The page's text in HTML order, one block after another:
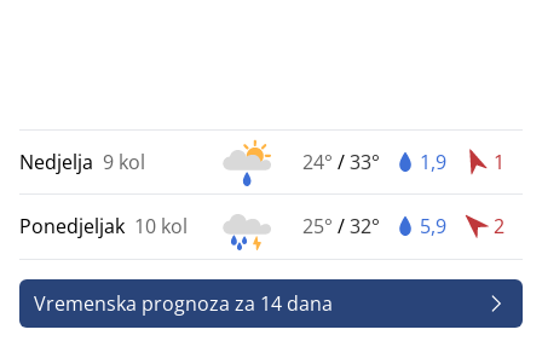
Nedjelja 9 kol 24° /33° 1,9 1
Ponedjeljak 10 kol 25° /32° 5,9 2
Vremenska prognoza za 14 dana